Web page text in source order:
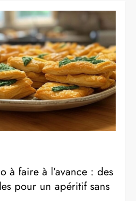
à faire à l’avance : des
pour un apéritif sans